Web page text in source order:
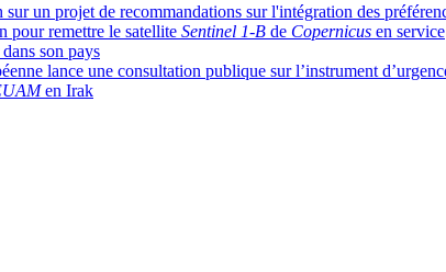
un projet de recommandations sur l'intégration des
pour remettre le satellite Sentinel 1-B de Copernicus en service
son pays
lance une consultation publique sur l’instrument
en Irak